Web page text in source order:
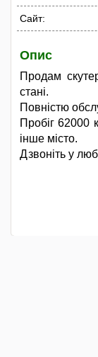
Сайт:
Опис
Продам
стані.
Повністю
Пробіг 62000
інше місто.
Дзвоніть у